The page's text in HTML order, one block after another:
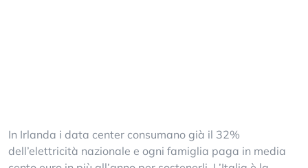
In Irlanda i data center consumano già il 32%
dell’elettricità nazionale e ogni famiglia paga in media